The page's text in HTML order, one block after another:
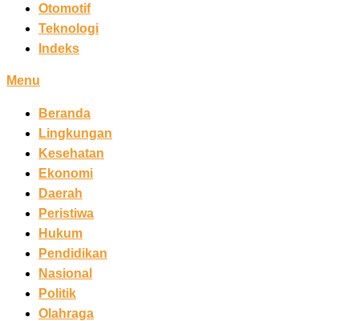
Otomotif
Teknologi
Indeks
Menu
Beranda
Lingkungan
Kesehatan
Ekonomi
Daerah
Peristiwa
Hukum
Pendidikan
Nasional
Politik
Olahraga